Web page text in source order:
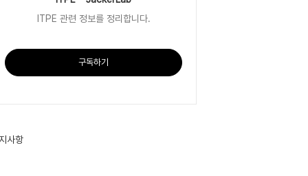
ITPE 관련 정보를 정리합니다.
구독하기
사항